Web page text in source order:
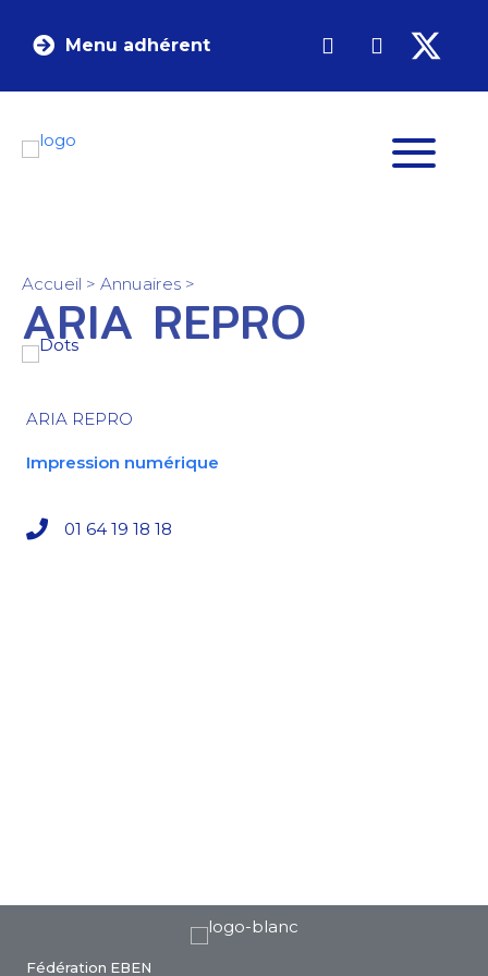
Menu adhérent
Accueil > Annuaires >
ARIA REPRO
ARIA REPRO
Impression numérique
01 64 19 18 18
Fédération EBEN